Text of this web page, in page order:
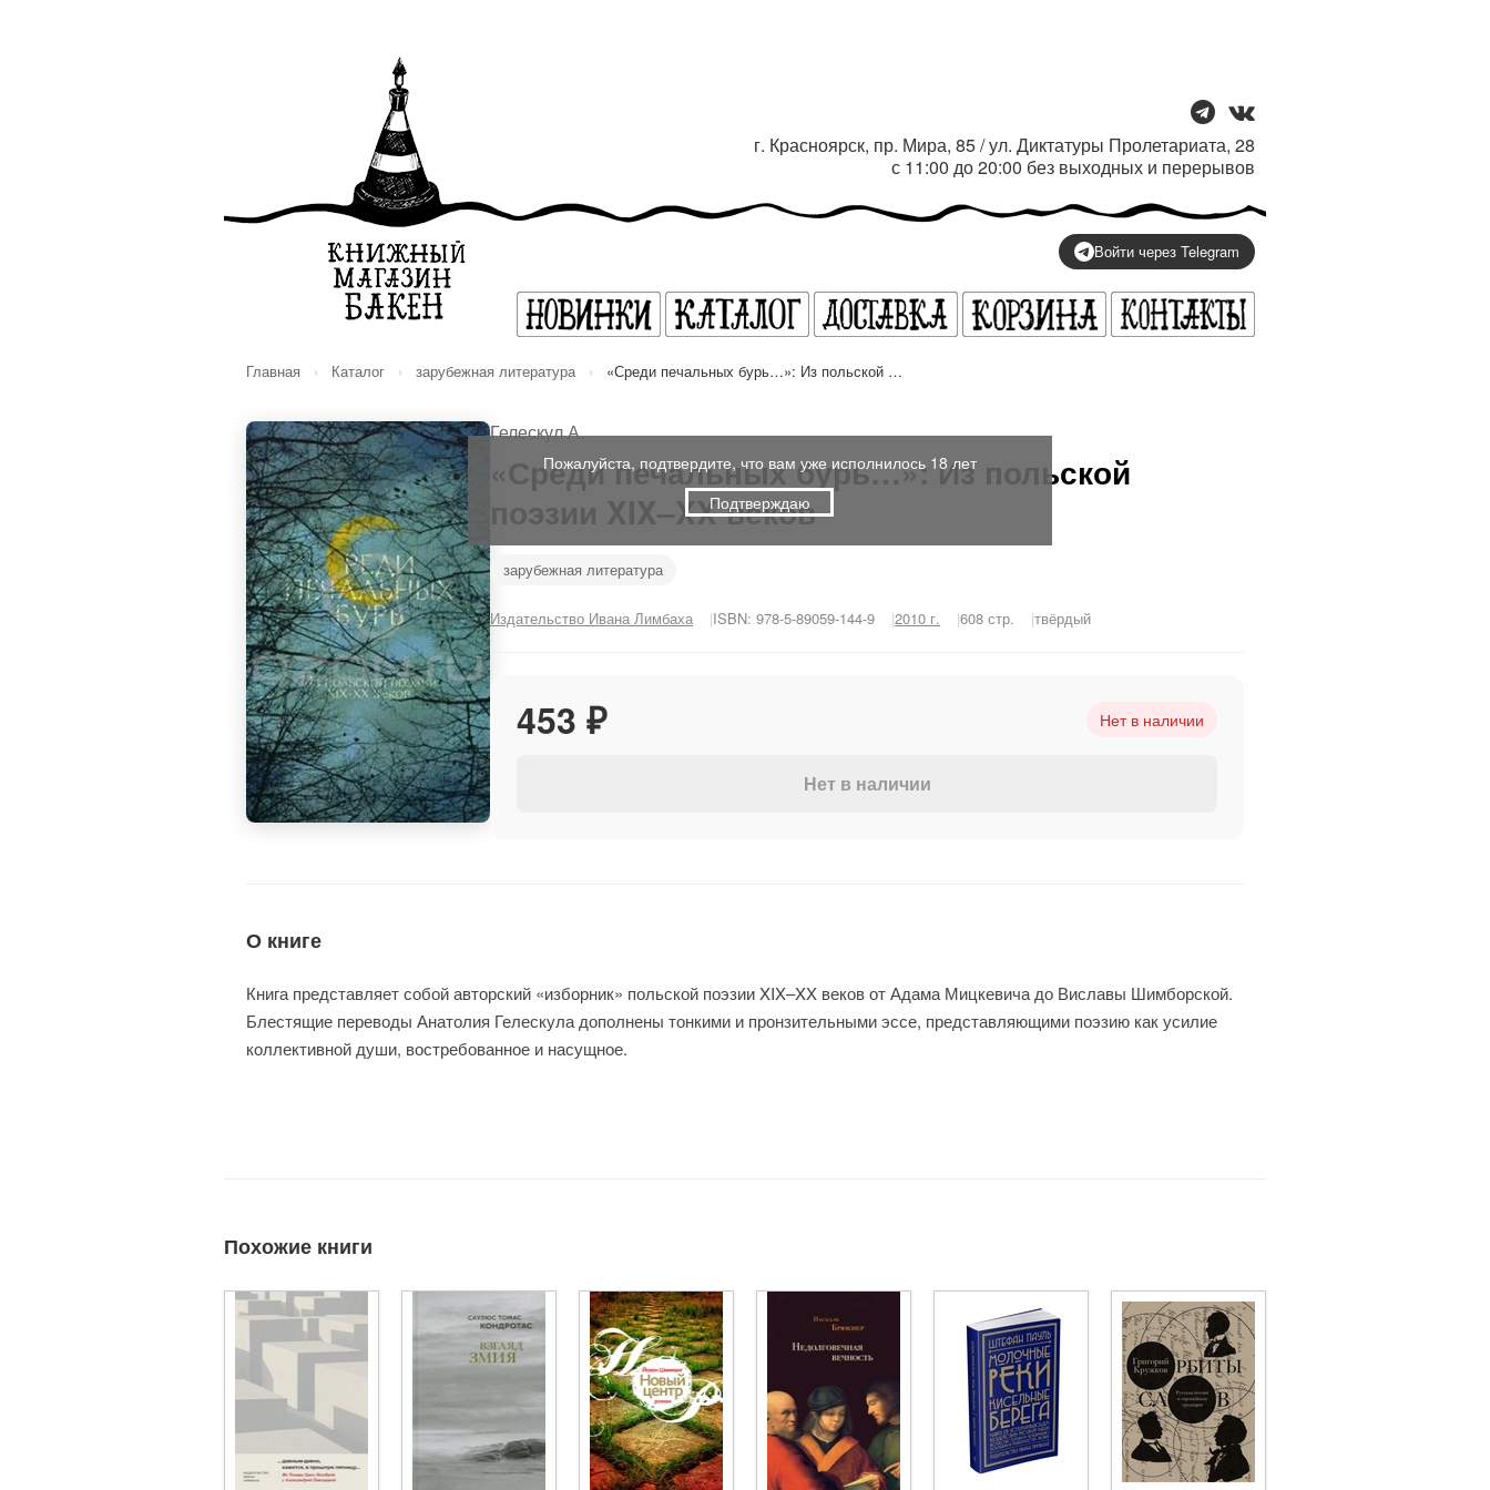
г. Красноярск, пр. Мира, 85 / ул. Диктатуры Пролетариата, 28
с 11:00 до 20:00 без выходных и перерывов
Войти через Telegram
Главная › Каталог › зарубежная литература › «Среди печальных бурь…»: Из польской …
Гелескул А.
«Среди печальных бурь…»: Из польской
поэзии XIX–XX веков
зарубежная литература
Издательство Ивана Лимбаха ISBN: 978-5-89059-144-9 2010 г. 608 стр. твёрдый
453 ₽ Нет в наличии
Нет в наличии
О книге
Книга представляет собой авторский «изборник» польской поэзии XIX–XX веков от Адама Мицкевича до Виславы Шимборской.
Блестящие переводы Анатолия Гелескула дополнены тонкими и пронзительными эссе, представляющими поэзию как усилие
коллективной души, востребованное и насущное.
Похожие книги
Пожалуйста, подтвердите, что вам уже исполнилось 18 лет
Подтверждаю